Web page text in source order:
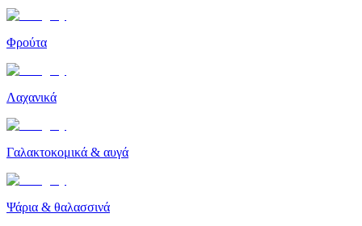
Φρούτα
Λαχανικά
Γαλακτοκομικά & αυγά
Ψάρια & θαλασσινά